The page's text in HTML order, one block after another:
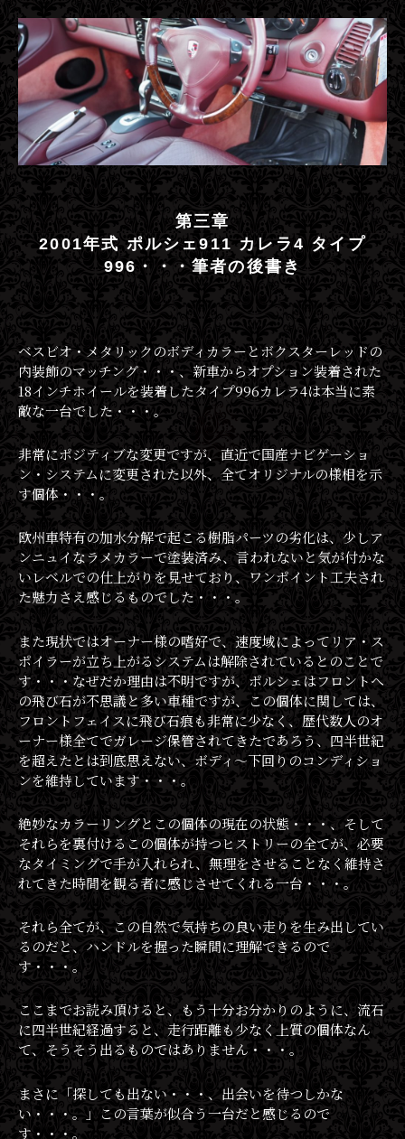
第三章
2001年式 ポルシェ911 カレラ4 タイプ
996・・・筆者の後書き
ベスビオ・メタリックのボディカラーとボクスターレッドの
内装飾のマッチング・・・、新車からオプション装着された
18インチホイールを装着したタイプ996カレラ4は本当に素
敵な一台でした・・・。
非常にポジティブな変更ですが、直近で国産ナビゲーショ
ン・システムに変更された以外、全てオリジナルの様相を示
す個体・・・。
欧州車特有の加水分解で起こる樹脂パーツの劣化は、少しア
ンニュイなラメカラーで塗装済み、言われないと気が付かな
いレベルでの仕上がりを見せており、ワンポイント工夫され
た魅力さえ感じるものでした・・・。
また現状ではオーナー様の嗜好で、速度域によってリア・ス
ポイラーが立ち上がるシステムは解除されているとのことで
す・・・なぜだか理由は不明ですが、ポルシェはフロントへ
の飛び石が不思議と多い車種ですが、この個体に関しては、
フロントフェイスに飛び石痕も非常に少なく、歴代数人のオ
ーナー様全てでガレージ保管されてきたであろう、四半世紀
を超えたとは到底思えない、ボディ〜下回りのコンディショ
ンを維持しています・・・。
絶妙なカラーリングとこの個体の現在の状態・・・、そして
それらを裏付けるこの個体が持つヒストリーの全てが、必要
なタイミングで手が入れられ、無理をさせることなく維持さ
れてきた時間を観る者に感じさせてくれる一台・・・。
それら全てが、この自然で気持ちの良い走りを生み出してい
るのだと、ハンドルを握った瞬間に理解できるので
す・・・。
ここまでお読み頂けると、もう十分お分かりのように、流石
に四半世紀経過すると、走行距離も少なく上質の個体なん
て、そうそう出るものではありません・・・。
まさに「探しても出ない・・・、出会いを待つしかな
い・・・。」この言葉が似合う一台だと感じるので
す・・・。